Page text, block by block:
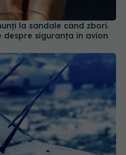
la sandale când zbori.
siguranța în avion